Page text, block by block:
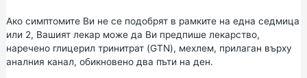
Ако симптомите Ви не се подобрят в рамките на една седмица
или 2, Вашият лекар може да Ви предпише лекарство,
наречено глицерил тринитрат (GTN), мехлем, прилаган върху
аналния канал, обикновено два пъти на ден.